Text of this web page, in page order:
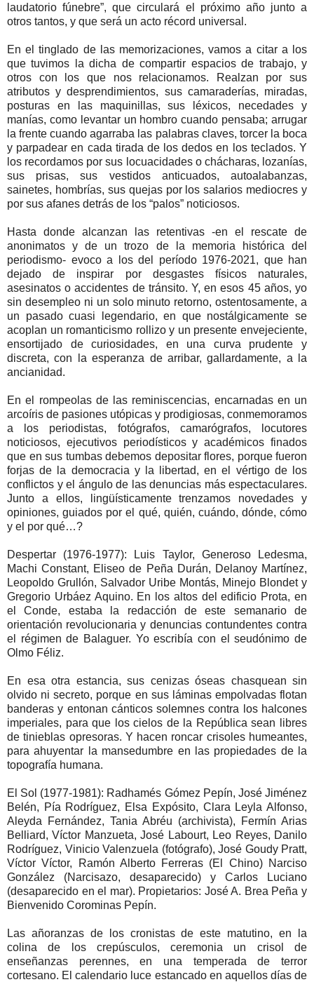
laudatorio fúnebre”, que circulará el próximo año junto a
otros tantos, y que será un acto récord universal.
En el tinglado de las memorizaciones, vamos a citar a los
que tuvimos la dicha de compartir espacios de trabajo, y
otros con los que nos relacionamos. Realzan por sus
atributos y desprendimientos, sus camaraderías, miradas,
posturas en las maquinillas, sus léxicos, necedades y
manías, como levantar un hombro cuando pensaba; arrugar
la frente cuando agarraba las palabras claves, torcer la boca
y parpadear en cada tirada de los dedos en los teclados. Y
los recordamos por sus locuacidades o chácharas, lozanías,
sus prisas, sus vestidos anticuados, autoalabanzas,
sainetes, hombrías, sus quejas por los salarios mediocres y
por sus afanes detrás de los “palos” noticiosos.
Hasta donde alcanzan las retentivas -en el rescate de
anonimatos y de un trozo de la memoria histórica del
periodismo- evoco a los del período 1976-2021, que han
dejado de inspirar por desgastes físicos naturales,
asesinatos o accidentes de tránsito. Y, en esos 45 años, yo
sin desempleo ni un solo minuto retorno, ostentosamente, a
un pasado cuasi legendario, en que nostálgicamente se
acoplan un romanticismo rollizo y un presente envejeciente,
ensortijado de curiosidades, en una curva prudente y
discreta, con la esperanza de arribar, gallardamente, a la
ancianidad.
En el rompeolas de las reminiscencias, encarnadas en un
arcoíris de pasiones utópicas y prodigiosas, conmemoramos
a los periodistas, fotógrafos, camarógrafos, locutores
noticiosos, ejecutivos periodísticos y académicos finados
que en sus tumbas debemos depositar flores, porque fueron
forjas de la democracia y la libertad, en el vértigo de los
conflictos y el ángulo de las denuncias más espectaculares.
Junto a ellos, lingüísticamente trenzamos novedades y
opiniones, guiados por el qué, quién, cuándo, dónde, cómo
y el por qué…?
Despertar (1976-1977): Luis Taylor, Generoso Ledesma,
Machi Constant, Eliseo de Peña Durán, Delanoy Martínez,
Leopoldo Grullón, Salvador Uribe Montás, Minejo Blondet y
Gregorio Urbáez Aquino. En los altos del edificio Prota, en
el Conde, estaba la redacción de este semanario de
orientación revolucionaria y denuncias contundentes contra
el régimen de Balaguer. Yo escribía con el seudónimo de
Olmo Féliz.
En esa otra estancia, sus cenizas óseas chasquean sin
olvido ni secreto, porque en sus láminas empolvadas flotan
banderas y entonan cánticos solemnes contra los halcones
imperiales, para que los cielos de la República sean libres
de tinieblas opresoras. Y hacen roncar crisoles humeantes,
para ahuyentar la mansedumbre en las propiedades de la
topografía humana.
El Sol (1977-1981): Radhamés Gómez Pepín, José Jiménez
Belén, Pía Rodríguez, Elsa Expósito, Clara Leyla Alfonso,
Aleyda Fernández, Tania Abréu (archivista), Fermín Arias
Belliard, Víctor Manzueta, José Labourt, Leo Reyes, Danilo
Rodríguez, Vinicio Valenzuela (fotógrafo), José Goudy Pratt,
Víctor Víctor, Ramón Alberto Ferreras (El Chino) Narciso
González (Narcisazo, desaparecido) y Carlos Luciano
(desaparecido en el mar). Propietarios: José A. Brea Peña y
Bienvenido Corominas Pepín.
Las añoranzas de los cronistas de este matutino, en la
colina de los crepúsculos, ceremonia un crisol de
enseñanzas perennes, en una temperada de terror
cortesano. El calendario luce estancado en aquellos días de